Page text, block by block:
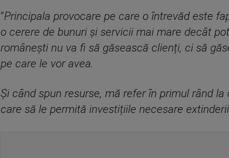
”Principala provocare pe care o întrevăd este
o cerere de bunuri și servicii mai mare decât
românești nu va fi să găsească clienți, ci să
pe care le vor avea.
Și când spun resurse, mă refer în primul rând
care să le permită investițiile necesare